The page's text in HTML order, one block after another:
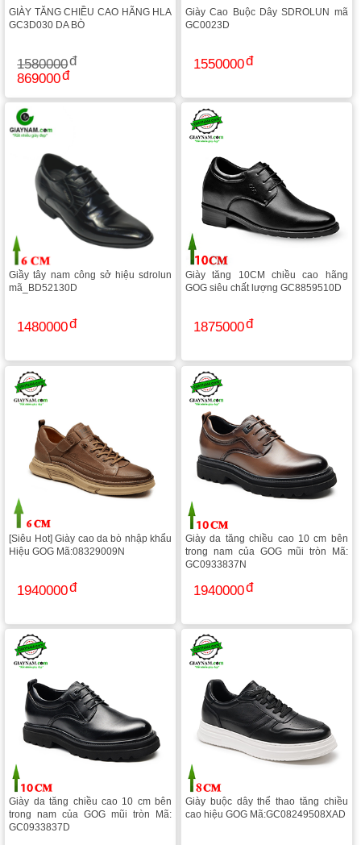
GIÀY TĂNG CHIỀU CAO HÃNG HLA
GC3D030 DA BÒ
1580000
869000
Giày Cao Buộc Dây SDROLUN mã
GC0023D
1550000
Giầy tây nam công sở hiệu sdrolun
mã_BD52130D
1480000
Giày tăng 10CM chiều cao hãng
GOG siêu chất lượng GC8859510D
1875000
[Siêu Hot] Giày cao da bò nhập khẩu
Hiệu GOG Mã:08329009N
1940000
Giày da tăng chiều cao 10 cm bên
trong nam của GOG mũi tròn Mã:
GC0933837N
1940000
Giày da tăng chiều cao 10 cm bên
trong nam của GOG mũi tròn Mã:
GC0933837D
Giày buộc dây thể thao tăng chiều
cao hiệu GOG Mã:GC08249508XAD